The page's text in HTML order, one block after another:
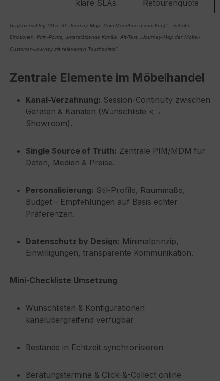
klare SLAs Retourenquote
Grafikvorschlag (Abb. 3): Journey-Map „Vom Moodboard zum Kauf“ – Schritte,
Emotionen, Pain-Points, unterstützende Kanäle. Alt-Text: „Journey-Map der Möbel-
Customer-Journey mit relevanten Touchpoints“.
Zentrale Elemente im Möbelhandel
Kanal-Verzahnung: Session-Continuity zwischen
Geräten & Kanälen (Wunschliste <→
Showroom).
Single Source of Truth: Zentrale PIM/MDM für
Daten, Medien & Preise.
Personalisierung: Stil-Profile, Raummaße,
Budget – Empfehlungen auf Basis echter
Präferenzen.
Datenschutz by Design: Minimalprinzip,
Einwilligungen, transparente Kommunikation.
Mini-Checkliste Umsetzung
Wunschlisten & Konfigurationen
kanalübergreifend verfügbar
Bestände in Echtzeit synchronisieren
Beratungstermine & Click-&-Collect online